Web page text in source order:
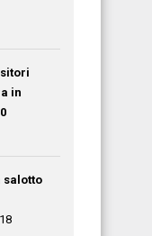
in
salotto